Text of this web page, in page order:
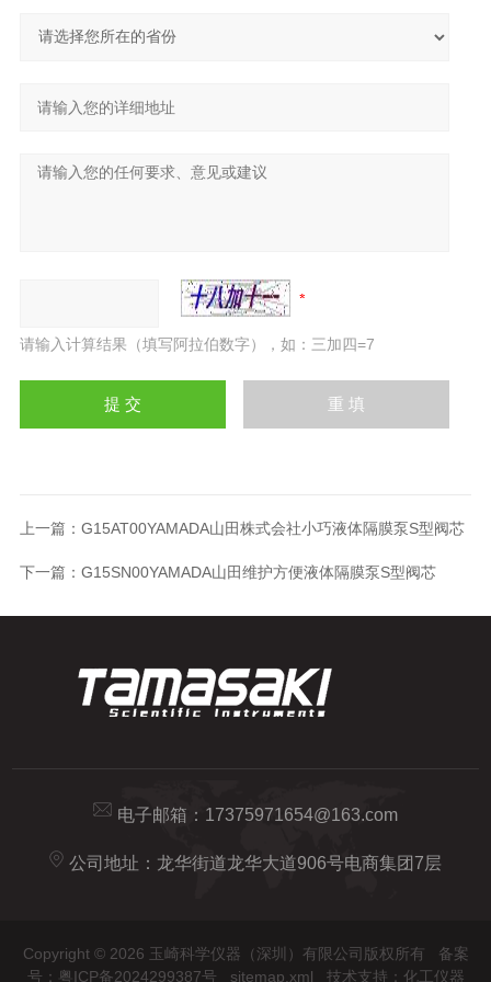
请输入计算结果（填写阿拉伯数字），如：三加四=7
上一篇： G15AT00YAMADA山田株式会社小巧液体隔膜泵S型阀芯
下一篇： G15SN00YAMADA山田维护方便液体隔膜泵S型阀芯
电子邮箱： 17375971654@163.com
公司地址：龙华街道龙华大道906号电商集团7层
Copyright © 2026 玉崎科学仪器（深圳）有限公司版权所有 备案
号：粤ICP备2024299387号
sitemap.xml 技术支持： 化工仪器